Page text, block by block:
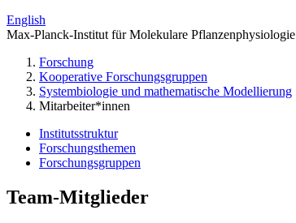
English
Max-Planck-Institut für Molekulare Pflanzenphysiologie
Forschung
Kooperative Forschungsgruppen
Systembiologie und mathematische Modellierung
Mitarbeiter*innen
Institutsstruktur
Forschungsthemen
Forschungsgruppen
Team-Mitglieder